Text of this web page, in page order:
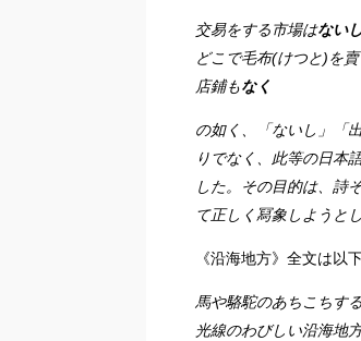
交易をする市場はないし
どこで毛布(けつと)を
店鋪もなく
の如く、「ないし」「
りでなく、此等の日本
した。その目的は、詩
て正しく冩象しようと
《沿海地方》全文は以下
馬や駱駝のあちこちする
光線のわびしい沿海地